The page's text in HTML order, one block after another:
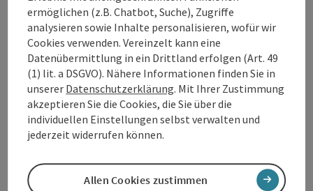
Anreise/Lage
Barrierefreiheit
Beitrag merken
zum Merkzettel In der Nähe
ermöglichen (z.B. Chatbot, Suche), Zugriffe
analysieren sowie Inhalte personalisieren, wofür wir
Cookies verwenden. Vereinzelt kann eine
Datenübermittlung in ein Drittland erfolgen (Art. 49
(1) lit. a DSGVO). Nähere Informationen finden Sie in
unserer Datenschutzerklärung. Mit Ihrer Zustimmung
akzeptieren Sie die Cookies, die Sie über die
individuellen Einstellungen selbst verwalten und
jederzeit widerrufen können.
Allen Cookies zustimmen